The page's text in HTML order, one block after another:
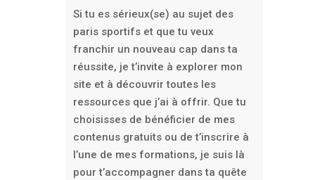
Si tu es sérieux(se) au sujet des
paris sportifs et que tu veux
franchir un nouveau cap dans ta
réussite, je t’invite à explorer mon
site et à découvrir toutes les
ressources que j’ai à offrir. Que tu
choisisses de bénéficier de mes
contenus gratuits ou de t’inscrire à
l’une de mes formations, je suis là
pour t’accompagner dans ta quête